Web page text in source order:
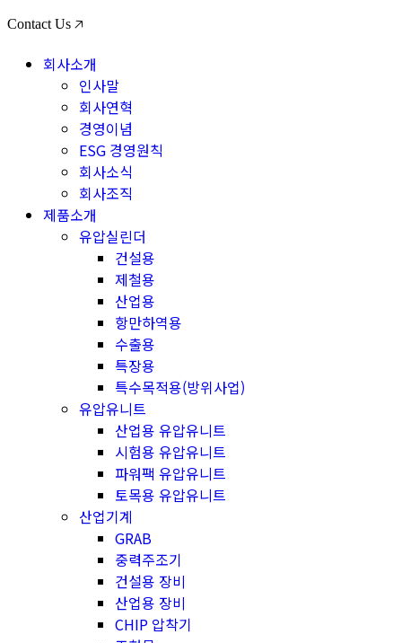
Contact Us 🡥
회사소개
인사말
회사연혁
경영이념
ESG 경영원칙
회사소식
회사조직
제품소개
유압실린더
건설용
제철용
산업용
항만하역용
수출용
특장용
특수목적용(방위사업)
유압유니트
산업용 유압유니트
시험용 유압유니트
파워팩 유압유니트
토목용 유압유니트
산업기계
GRAB
중력주조기
건설용 장비
산업용 장비
CHIP 압착기